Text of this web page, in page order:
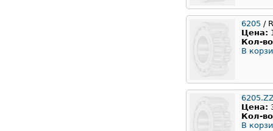
6205 /
Цена:
Кол-
В
Цена:
Кол-
В